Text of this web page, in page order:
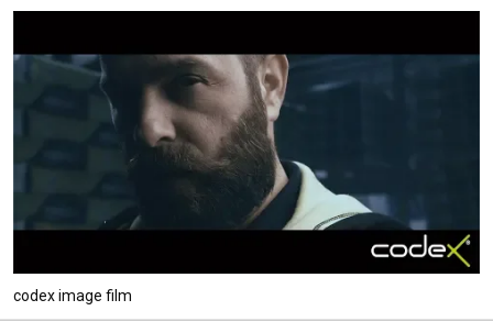
codex image film